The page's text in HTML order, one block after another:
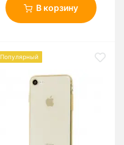
В корзину
Популярный